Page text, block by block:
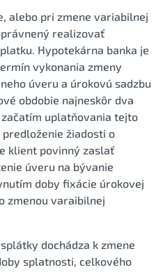
alebo pri zmene variabilnej
realizovať
Hypotekárna banka je
vykonania zmeny
úveru a úrokovú sadzbu
obdobie najneskôr dva
uplatňovania tejto
žiadosti o
klient povinný zaslať
úveru na bývanie
doby fixácie úrokovej
zmenou varaibilnej
dochádza k zmene
splatnosti, celkového